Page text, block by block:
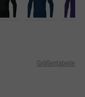
Größentabelle